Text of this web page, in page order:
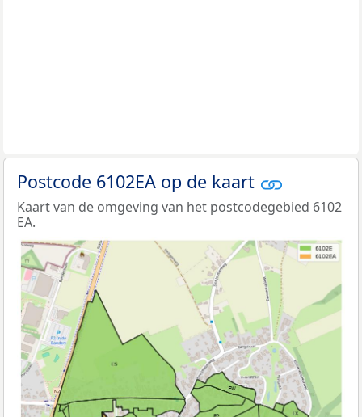
Postcode 6102EA op de kaart
Kaart van de omgeving van het postcodegebied 6102
EA.